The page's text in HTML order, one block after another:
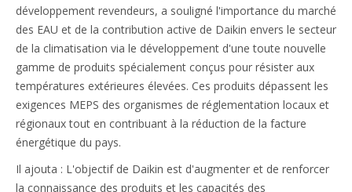
développement revendeurs, a souligné l'importance du marché
des EAU et de la contribution active de Daikin envers le secteur
de la climatisation via le développement d'une toute nouvelle
gamme de produits spécialement conçus pour résister aux
températures extérieures élevées. Ces produits dépassent les
exigences MEPS des organismes de réglementation locaux et
régionaux tout en contribuant à la réduction de la facture
énergétique du pays.
Il ajouta : L'objectif de Daikin est d'augmenter et de renforcer
la connaissance des produits et les capacités des